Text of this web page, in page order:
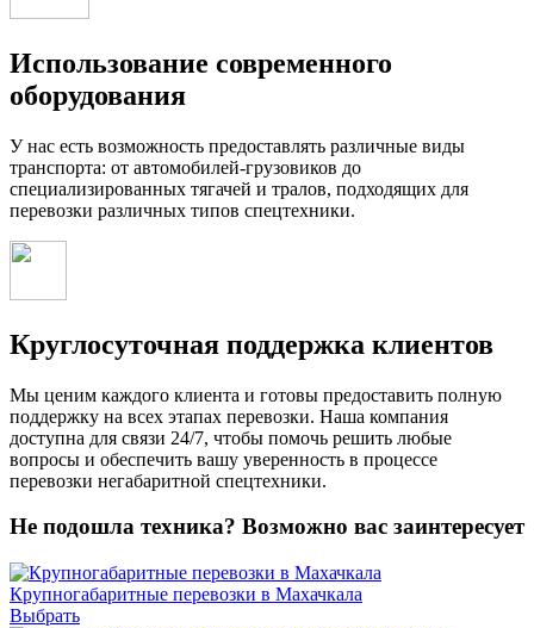
Использование современного
оборудования
У нас есть возможность предоставлять различные виды
транспорта: от автомобилей-грузовиков до
специализированных тягачей и тралов, подходящих для
перевозки различных типов спецтехники.
Круглосуточная поддержка клиентов
Мы ценим каждого клиента и готовы предоставить полную
поддержку на всех этапах перевозки. Наша компания
доступна для связи 24/7, чтобы помочь решить любые
вопросы и обеспечить вашу уверенность в процессе
перевозки негабаритной спецтехники.
Не подошла техника? Возможно вас заинтересует
Крупногабаритные перевозки в Махачкала
Выбрать